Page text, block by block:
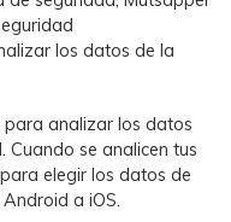
los datos de la
analizar los datos
Cuando se analicen tus
elegir los datos de
a iOS.